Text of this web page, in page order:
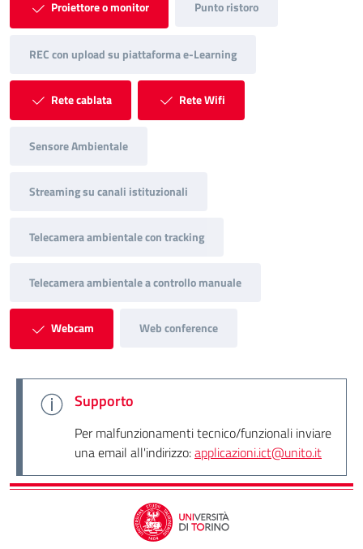
Proiettore o monitor Punto ristoro
REC con upload su piattaforma e-Learning
Rete cablata Rete Wifi
Sensore Ambientale
Streaming su canali istituzionali
Telecamera ambientale con tracking
Telecamera ambientale a controllo manuale
Webcam Web conference
Supporto
Per malfunzionamenti tecnico/funzionali inviare
una email all'indirizzo:applicazioni.ict@unito.it